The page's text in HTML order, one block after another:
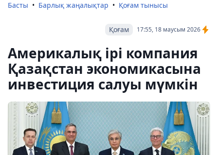
Басты Барлық жаңалықтар Қоғам тынысы
17:55, 18 маусым 2026
Қоғам
Америкалық ірі компания
Қазақстан экономикасына
инвестиция салуы мүмкін